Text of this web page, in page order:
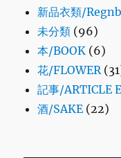
新品衣類/
未分類 (96)
本/BOOK (6)
花/FLOWER
記事/ARTICLE
酒/SAKE (22)